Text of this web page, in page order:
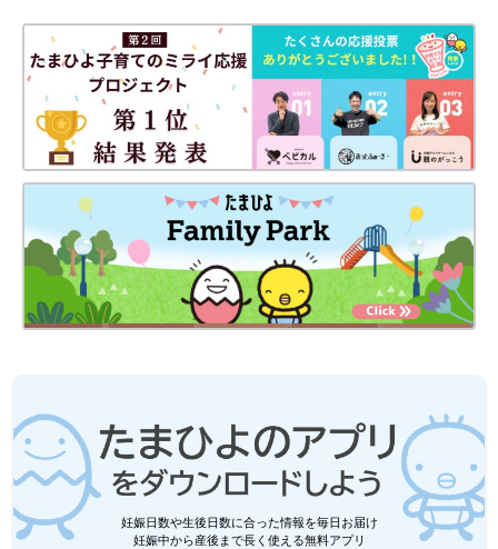
妊娠日数や生後日数に合った情報を毎日お届け
妊娠中から産後まで長く使える無料アプリ